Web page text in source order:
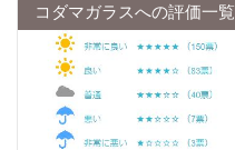
コダマガラスへの評価一覧